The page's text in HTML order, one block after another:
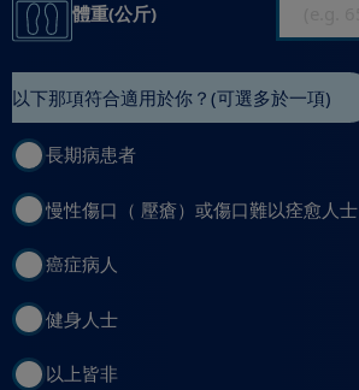
投資和合作夥伴
Contact
revamp
Contact Us 聯絡我們
Social
revamp
v2
體重(公斤)
以下那項符合適用於你？(可選多於一項)
長期病患者
慢性傷口（ 壓瘡）或傷口難以痊愈人士
癌症病人
健身人士
以上皆非